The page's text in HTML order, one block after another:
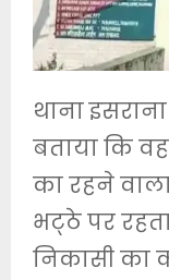
थाना
बताया कि
का रहने
भट्‌ठे पर
निकासी का